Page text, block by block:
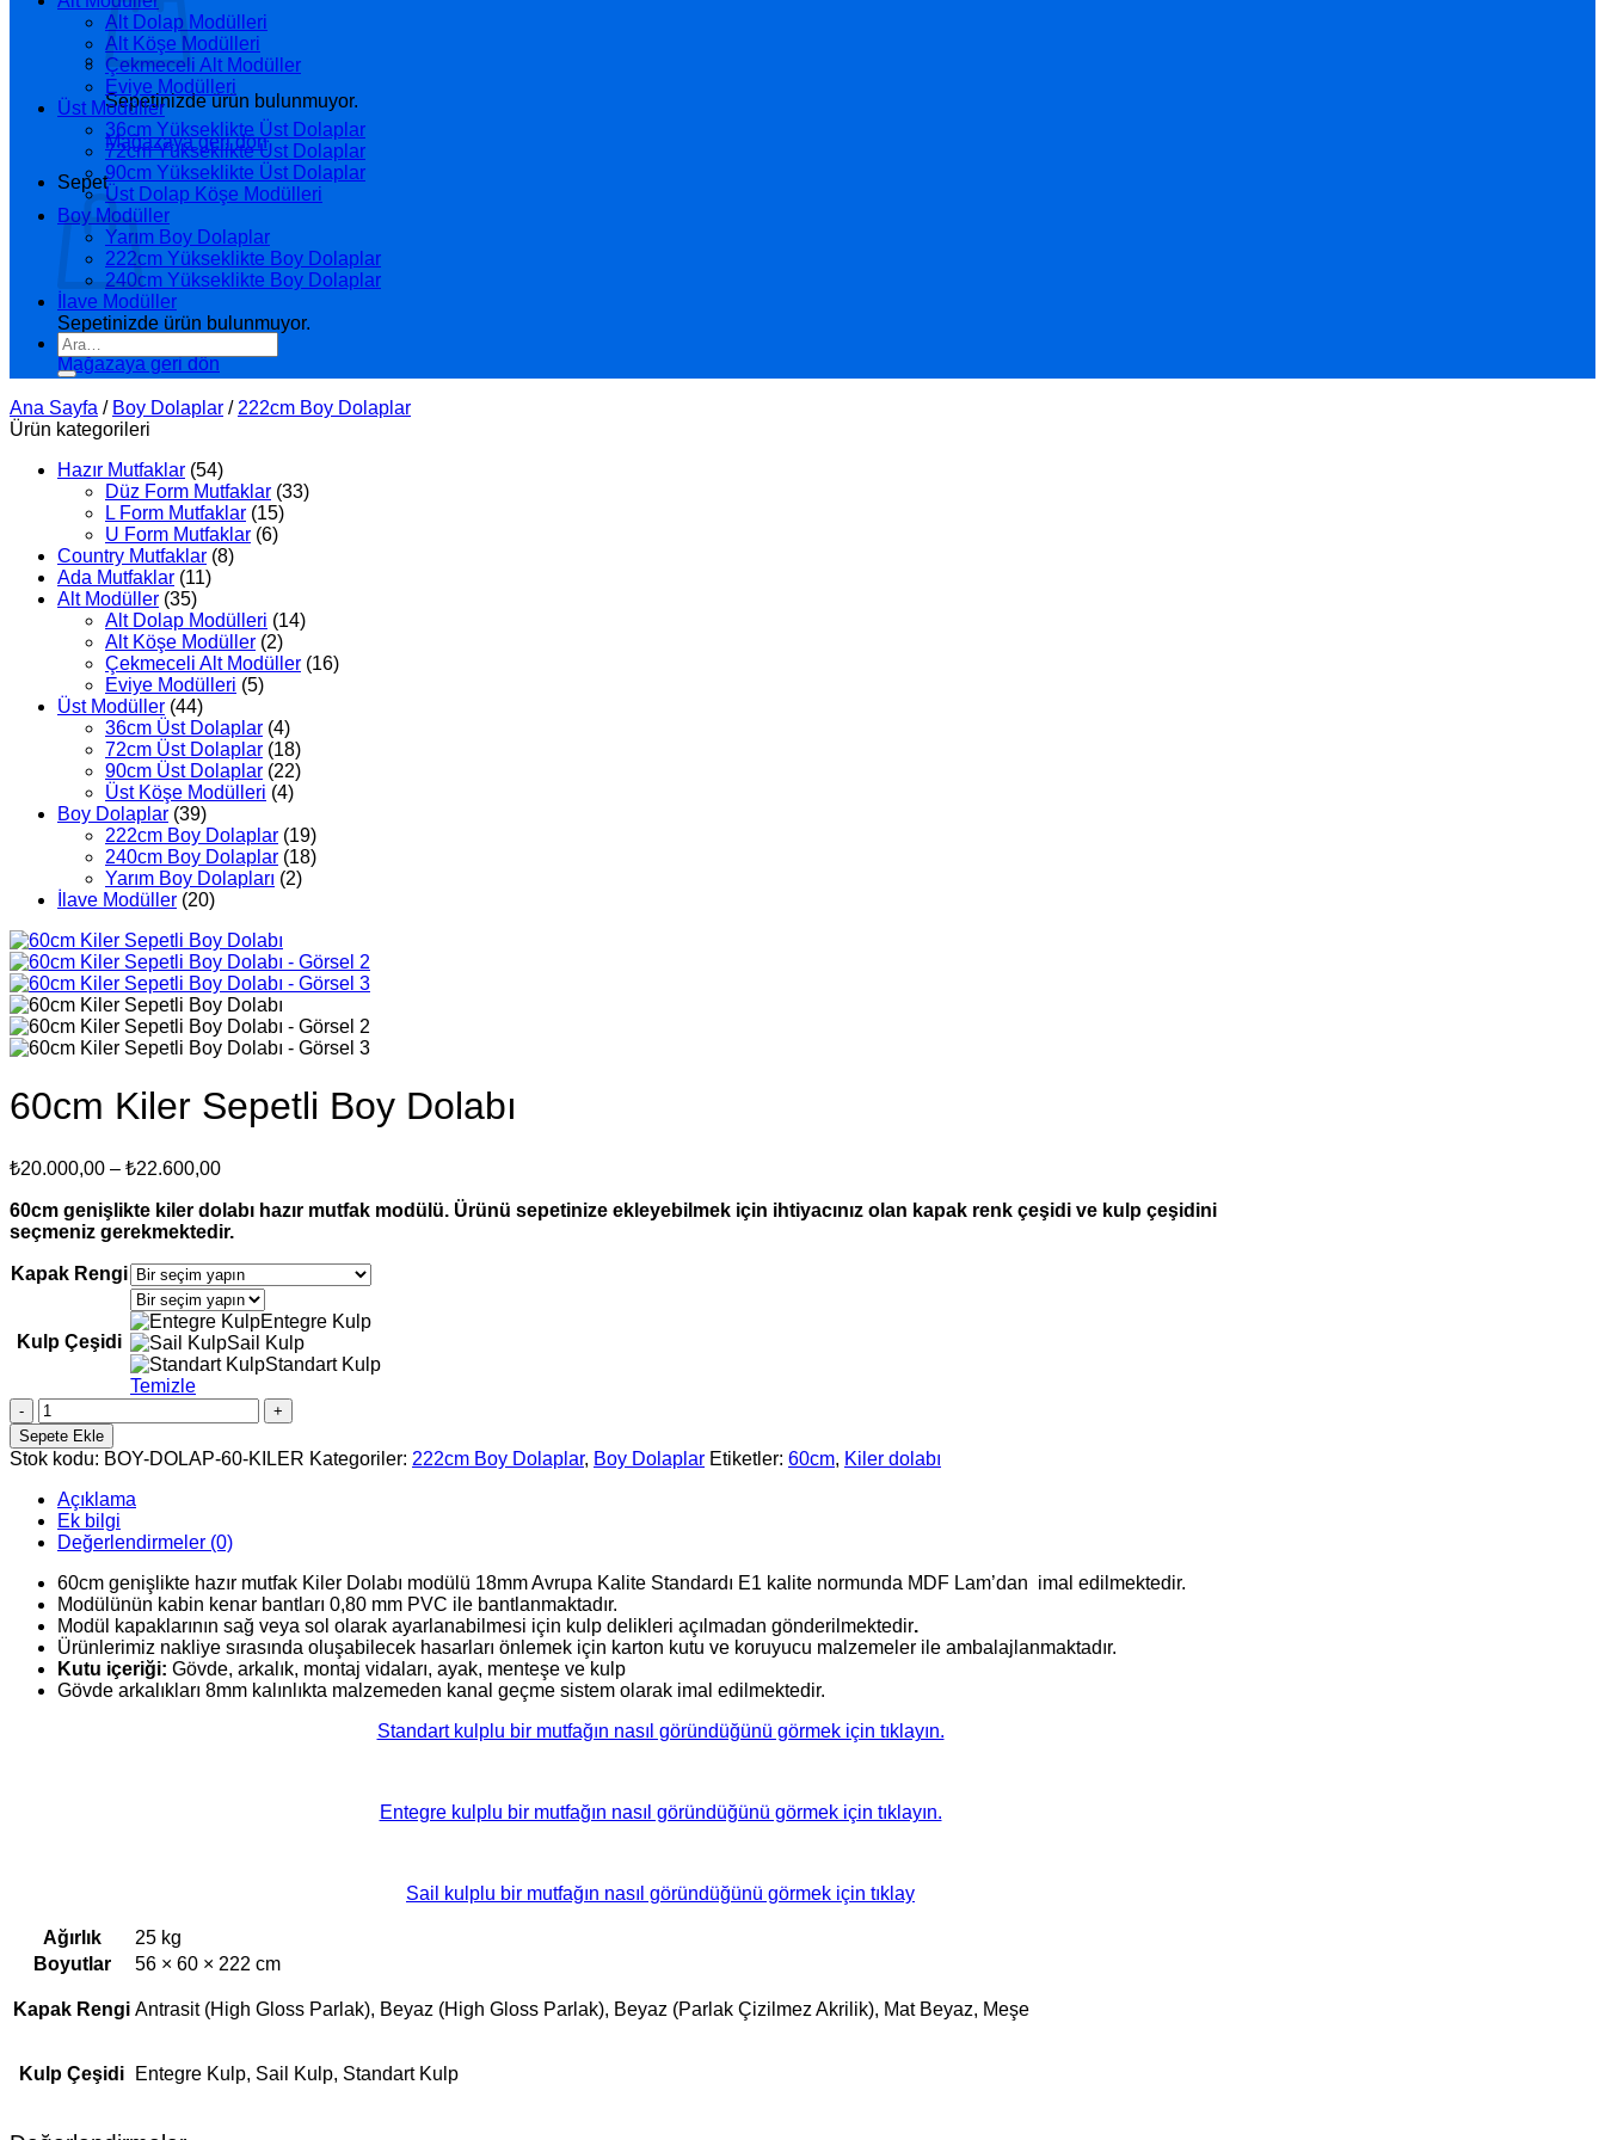
Sepetinizde ürün bulunmuyor.
Mağazaya geri dön
Sepet
Sepetinizde ürün bulunmuyor.
Mağazaya geri dön
Alt Dolap Modülleri
Alt Köşe Modülleri
Çekmeceli Alt Modüller
Eviye Modülleri
Üst Modüller
36cm Yükseklikte Üst Dolaplar
72cm Yükseklikte Üst Dolaplar
90cm Yükseklikte Üst Dolaplar
Üst Dolap Köşe Modülleri
Boy Modüller
Yarım Boy Dolaplar
222cm Yükseklikte Boy Dolaplar
240cm Yükseklikte Boy Dolaplar
İlave Modüller
Ara:
Ana Sayfa / Boy Dolaplar / 222cm Boy Dolaplar
Ürün kategorileri
Hazır Mutfaklar (54)
Düz Form Mutfaklar (33)
L Form Mutfaklar (15)
U Form Mutfaklar (6)
Country Mutfaklar (8)
Ada Mutfaklar (11)
Alt Modüller (35)
Alt Dolap Modülleri (14)
Alt Köşe Modüller (2)
Çekmeceli Alt Modüller (16)
Eviye Modülleri (5)
Üst Modüller (44)
36cm Üst Dolaplar (4)
72cm Üst Dolaplar (18)
90cm Üst Dolaplar (22)
Üst Köşe Modülleri (4)
Boy Dolaplar (39)
222cm Boy Dolaplar (19)
240cm Boy Dolaplar (18)
Yarım Boy Dolapları (2)
İlave Modüller (20)
60cm Kiler Sepetli Boy Dolabı
₺20.000,00 – ₺22.600,00Fiyat
₺20.000,00
-
60cm genişlikte kiler dolabı hazır mutfak modülü. Ürünü sepetinize ekleyebilmek için ihtiyacınız olan kapak renk çeşidi ve kulp çeşidini
seçmeniz gerekmektedir.
Kapak Rengi
Kulp Çeşidi
Entegre Kulp
Sail Kulp
Standart Kulp
Temizle
60cm
Kiler
Sepetli
Boy
Dolabı
adet
Sepete Ekle
Stok kodu: BOY-DOLAP-60-KILER Kategoriler: 222cm Boy Dolaplar, Boy Dolaplar Etiketler: 60cm, Kiler dolabı
Açıklama
Ek bilgi
Değerlendirmeler (0)
60cm genişlikte hazır mutfak Kiler Dolabı modülü 18mm Avrupa Kalite Standardı E1 kalite normunda MDF Lam’dan imal edilmektedir.
Modülünün kabin kenar bantları 0,80 mm PVC ile bantlanmaktadır.
Modül kapaklarının sağ veya sol olarak ayarlanabilmesi için kulp delikleri açılmadan gönderilmektedir.
Ürünlerimiz nakliye sırasında oluşabilecek hasarları önlemek için karton kutu ve koruyucu malzemeler ile ambalajlanmaktadır.
Kutu içeriği: Gövde, arkalık, montaj vidaları, ayak, menteşe ve kulp
Gövde arkalıkları 8mm kalınlıkta malzemeden kanal geçme sistem olarak imal edilmektedir.
Standart kulplu bir mutfağın nasıl göründüğünü görmek için tıklayın.
Entegre kulplu bir mutfağın nasıl göründüğünü görmek için tıklayın.
Sail kulplu bir mutfağın nasıl göründüğünü görmek için tıklay
Ağırlık
25 kg
Boyutlar
56 × 60 × 222 cm
Kapak Rengi Antrasit (High Gloss Parlak), Beyaz (High Gloss Parlak), Beyaz (Parlak Çizilmez Akrilik), Mat Beyaz, Meşe
Kulp Çeşidi Entegre Kulp, Sail Kulp, Standart Kulp